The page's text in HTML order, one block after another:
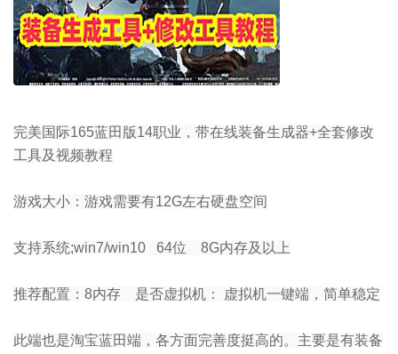
完美国际165蓝田版14职业，带在线装备生成器+全套修改
工具及视频教程
游戏大小：游戏需要有12G左右硬盘空间
支持系统;win7/win10 64位 8G内存及以上
推荐配置：8内存 是否虚拟机： 虚拟机一键端，简单稳定
此端也是淘宝蓝田端，各方面完善度挺高的。主要是有装备